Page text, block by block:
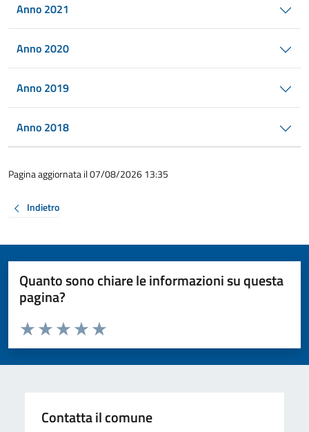
Anno 2021
Anno 2020
Anno 2019
Anno 2018
Pagina aggiornata il 07/08/2026 13:35
Indietro
Quanto sono chiare le informazioni su questa
pagina?
Valuta da 1 a 5 stelle la pagina
Valuta 5 stelle su 5
Valuta 4 stelle su 5
Valuta 3 stelle su 5
Valuta 2 stelle su 5
Valuta 1 stelle su 5
Contatta il comune